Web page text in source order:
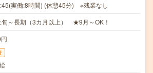
実働:8時間) (休憩45分) ※残業なし
旬～長期（3カ月以上） ★9月～OK！